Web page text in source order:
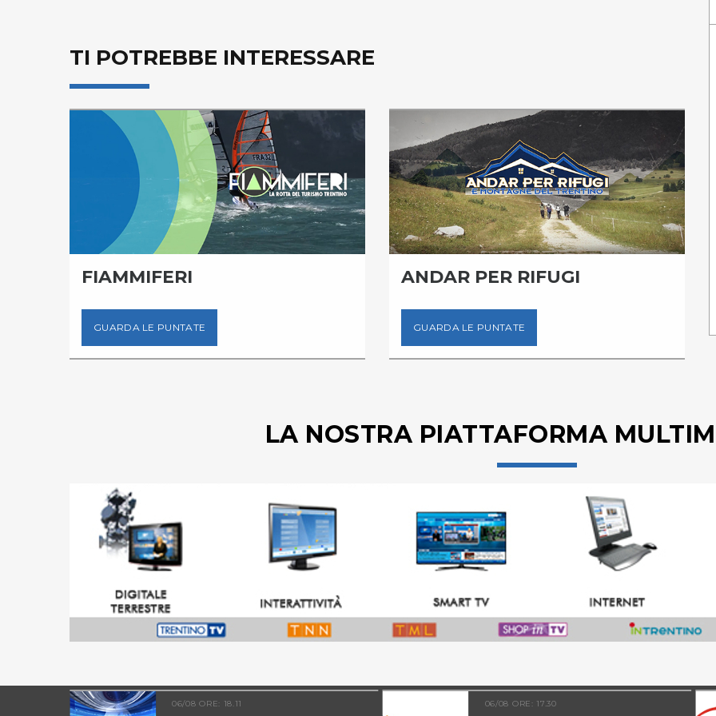
TI POTREBBE INTERESSARE
FIAMMIFERI
GUARDA LE PUNTATE
ANDAR PER RIFUGI
GUARDA LE PUNTATE
LA NOSTRA PIATTAFORMA
06/08 ORE: 18.11 06/08 ORE: 17.30